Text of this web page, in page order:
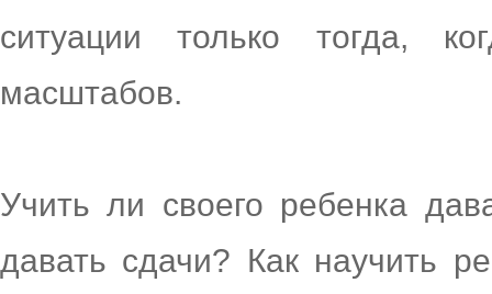
ситуации только тогда,
масштабов.
Учить ли своего ребенка
давать сдачи? Как научить